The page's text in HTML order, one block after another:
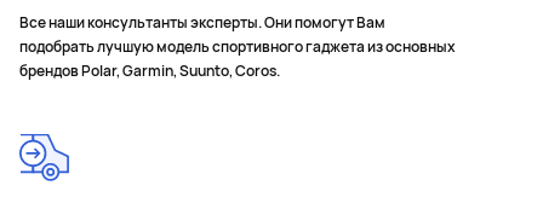
Все наши консультанты эксперты. Они помогут Вам
подобрать лучшую модель спортивного гаджета из основных
брендов Polar, Garmin, Suunto, Coros.